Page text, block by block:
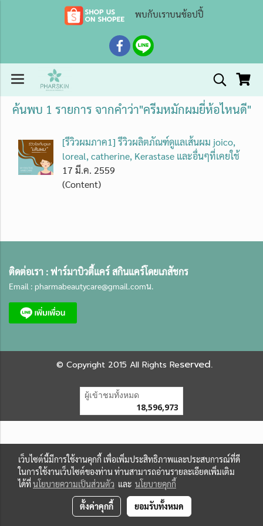
พบกับเราบนช้อปปี้
ค้นพบ 1 รายการ จากคำว่า"ครีมหมักผมยี่ห้อไหนดี"
[รีวิวผมภาค1] รีวิวผลิตภัณฑ์ดูแลเส้นผม joico,
loreal, catherine, Kerastase และอื่นๆที่เคยใช้
17 มี.ค. 2559
(Content)
ติดต่อเรา :ฟาร์มาบิวตี้แคร์ สกินแคร์โดยเภสัชกร
Email : pharmabeautycare@gmail.comน.
© Copyright 2015 All Rights Reserved.
ผู้เข้าชมทั้งหมด
18,596,973
เว็บไซต์นี้มีการใช้งานคุกกี้ เพื่อเพิ่มประสิทธิภาพและประสบการณ์ที่ดี
ในการใช้งานเว็บไซต์ของท่าน ท่านสามารถอ่านรายละเอียดเพิ่มเติม
ได้ที่นโยบายความเป็นส่วนตัว และ นโยบายคุกกี้
ตั้งค่าคุกกี้ ยอมรับทั้งหมด